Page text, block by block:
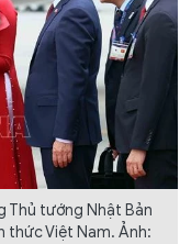
Thủ tướng Nhật Bản
thức Việt Nam. Ảnh: